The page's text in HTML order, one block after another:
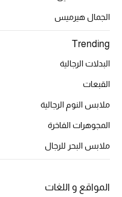
تشكيلة الأعراس
حقائب وأحذية متطابقة
هدايا للنساء
جميع الملابس النسائية
جميع الحقائب النسائية
الجمال هيرميس
Trending
البدلات الرجالية
القبعات
ملابس النوم الرجالية
المجوهرات الفاخرة
ملابس البحر للرجال
المواقع و اللغات